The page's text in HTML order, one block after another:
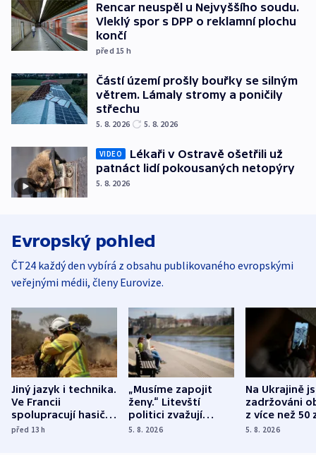
Rencar neuspěl u Nejvyššího soudu.
Vleklý spor s DPP o reklamní plochu
končí
před 15 h
Částí území prošly bouřky se silným
větrem. Lámaly stromy a poničily
střechu
5. 8. 2026 5. 8. 2026
VIDEO
Lékaři v Ostravě ošetřili už
patnáct lidí pokousaných netopýry
5. 8. 2026
Evropský pohled
ČT24 každý den vybírá z obsahu publikovaného evropskými
veřejnými médii, členy Eurovize.
Jiný jazyk i technika.
Ve Francii
spolupracují hasiči z
různých zemí
před 13h
„Musíme zapojit
ženy.“ Litevští
politici zvažují
dohodu o
5. 8. 2026
Na Ukrajině
zadržováni
z více než 50
Bojovali na
5. 8. 2026